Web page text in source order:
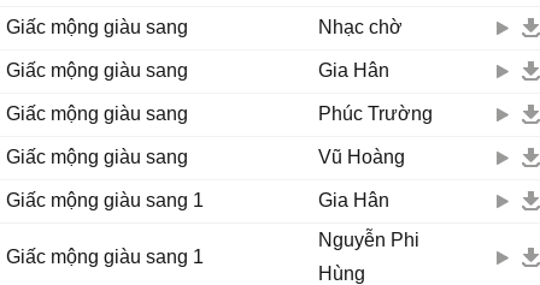
Giấc mộng giàu sang
Nhạc chờ
Giấc mộng giàu sang Gia Hân
Giấc mộng giàu sang Phúc Trường
Giấc mộng giàu sang Vũ Hoàng
Giấc mộng giàu sang 1 Gia Hân
Giấc mộng giàu sang 1
Nguyễn Phi
Hùng